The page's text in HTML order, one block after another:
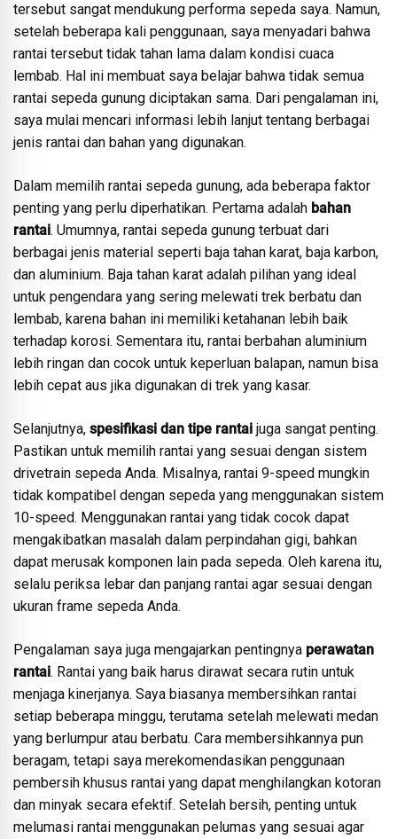
tersebut sangat mendukung performa sepeda saya. Namun,
setelah beberapa kali penggunaan, saya menyadari bahwa
rantai tersebut tidak tahan lama dalam kondisi cuaca
lembab. Hal ini membuat saya belajar bahwa tidak semua
rantai sepeda gunung diciptakan sama. Dari pengalaman ini,
saya mulai mencari informasi lebih lanjut tentang berbagai
jenis rantai dan bahan yang digunakan.
Dalam memilih rantai sepeda gunung, ada beberapa faktor
penting yang perlu diperhatikan. Pertama adalah bahan
rantai. Umumnya, rantai sepeda gunung terbuat dari
berbagai jenis material seperti baja tahan karat, baja karbon,
dan aluminium. Baja tahan karat adalah pilihan yang ideal
untuk pengendara yang sering melewati trek berbatu dan
lembab, karena bahan ini memiliki ketahanan lebih baik
terhadap korosi. Sementara itu, rantai berbahan aluminium
lebih ringan dan cocok untuk keperluan balapan, namun bisa
lebih cepat aus jika digunakan di trek yang kasar.
Selanjutnya, spesifikasi dan tipe rantai juga sangat penting.
Pastikan untuk memilih rantai yang sesuai dengan sistem
drivetrain sepeda Anda. Misalnya, rantai 9-speed mungkin
tidak kompatibel dengan sepeda yang menggunakan sistem
10-speed. Menggunakan rantai yang tidak cocok dapat
mengakibatkan masalah dalam perpindahan gigi, bahkan
dapat merusak komponen lain pada sepeda. Oleh karena itu,
selalu periksa lebar dan panjang rantai agar sesuai dengan
ukuran frame sepeda Anda.
Pengalaman saya juga mengajarkan pentingnya perawatan
rantai. Rantai yang baik harus dirawat secara rutin untuk
menjaga kinerjanya. Saya biasanya membersihkan rantai
setiap beberapa minggu, terutama setelah melewati medan
yang berlumpur atau berbatu. Cara membersihkannya pun
beragam, tetapi saya merekomendasikan penggunaan
pembersih khusus rantai yang dapat menghilangkan kotoran
dan minyak secara efektif. Setelah bersih, penting untuk
melumasi rantai menggunakan pelumas yang sesuai agar